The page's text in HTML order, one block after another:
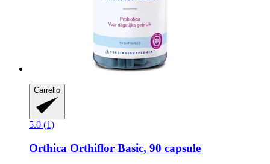
Carrello
5.0 (1)
Orthica Orthiflor Basic, 90 capsule